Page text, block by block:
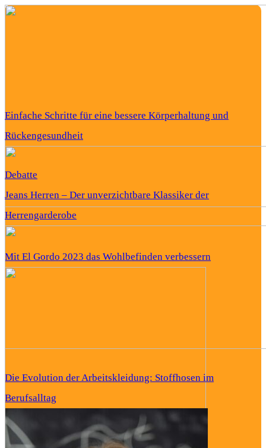
Einfache Schritte für eine bessere Körperhaltung und
Rückengesundheit
Mit El Gordo 2023 das Wohlbefinden verbessern
Die Evolution der Arbeitskleidung: Stoffhosen im
Berufsalltag
Debatte
Jeans Herren – Der unverzichtbare Klassiker der
Herrengarderobe